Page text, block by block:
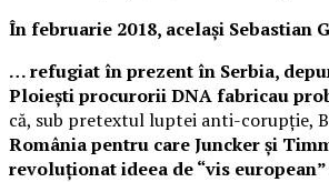
În februarie 2018, același Sebastian
… refugiat în prezent în Serbia,
Ploiești procurorii DNA fabricau
că, sub pretextul luptei anti-corupție,
România pentru care Juncker și
revoluționat ideea de “vis